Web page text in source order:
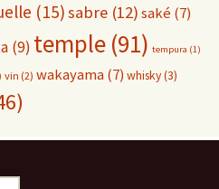
(15)sabre (12)saké (7)
(9) temple (91) tempura (1)
vin (2) wakayama(7) whisky(3)